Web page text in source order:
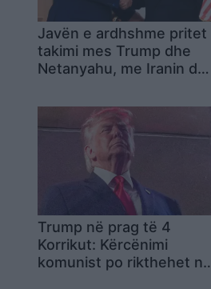
Javën e ardhshme pritet
takimi mes Trump dhe
Netanyahu, me Iranin dhe
të diskutimeve
Trump në prag të 4
Korrikut: Kërcënimi
komunist po rikthehet në